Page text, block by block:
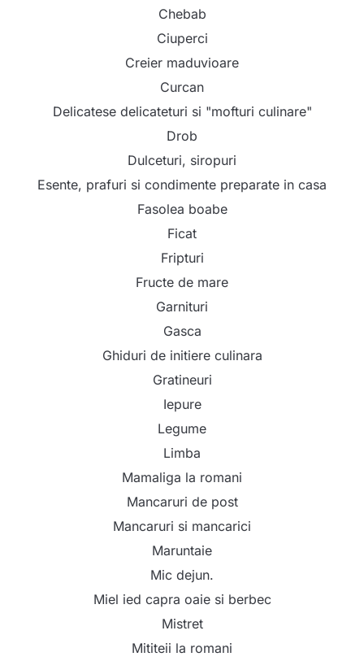
Chebab
Ciuperci
Creier maduvioare
Curcan
Delicatese delicateturi si "mofturi culinare"
Drob
Dulceturi, siropuri
Esente, prafuri si condimente preparate in casa
Fasolea boabe
Ficat
Fripturi
Fructe de mare
Garnituri
Gasca
Ghiduri de initiere culinara
Gratineuri
Iepure
Legume
Limba
Mamaliga la romani
Mancaruri de post
Mancaruri si mancarici
Maruntaie
Mic dejun.
Miel ied capra oaie si berbec
Mistret
Mititeii la romani